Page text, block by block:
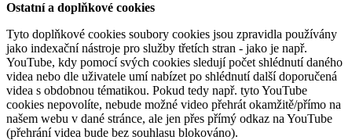
Ostatní a doplňkové cookies
Tyto doplňkové cookies soubory cookies jsou zpravidla používány
jako indexační nástroje pro služby třetích stran - jako je např.
YouTube, kdy pomocí svých cookies sledují počet shlédnutí daného
videa nebo dle uživatele umí nabízet po shlédnutí další doporučená
videa s obdobnou tématikou. Pokud tedy např. tyto YouTube
cookies nepovolíte, nebude možné video přehrát okamžitě/přímo na
našem webu v dané stránce, ale jen přes přímý odkaz na YouTube
(přehrání videa bude bez souhlasu blokováno).